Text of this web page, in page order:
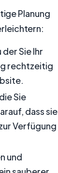
Planung
der Sie Ihr
rechtzeitig
Sie
dass sie
Verfügung
und